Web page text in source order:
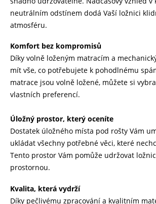
neutrálním odstínem dodá Vaší ložnici
atmosféru.
Komfort bez kompromisů
Díky volně loženým matracím a
mít vše, co potřebujete k pohodlnému
matrace jsou volně ložené, můžete si
vlastních preferencí.
Úložný prostor, který oceníte
Dostatek úložného místa pod rošty Vám
ukládat všechny potřebné věci, které
Tento prostor Vám pomůže udržovat
prostornou.
Kvalita, která vydrží
Díky pečlivému zpracování a kvalitním